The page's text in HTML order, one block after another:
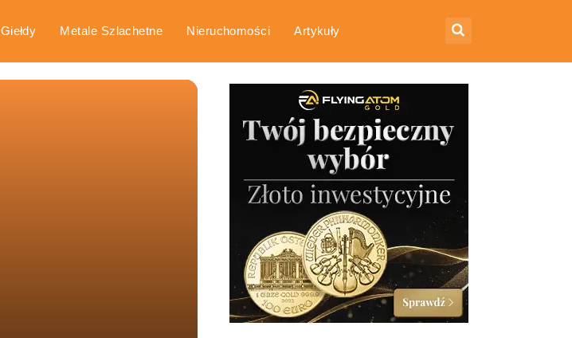
Giełdy Metale Szlachetne Nieruchomości Artykuły